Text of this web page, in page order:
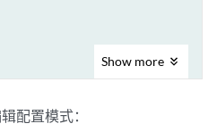
Show more
配置模式：